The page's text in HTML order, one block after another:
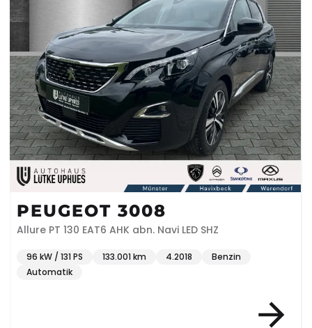
PEUGEOT 3008
Allure PT 130 EAT6 AHK abn. Navi LED SHZ
96 kW / 131 PS 133.001 km 4.2018
Benzin
Automatik